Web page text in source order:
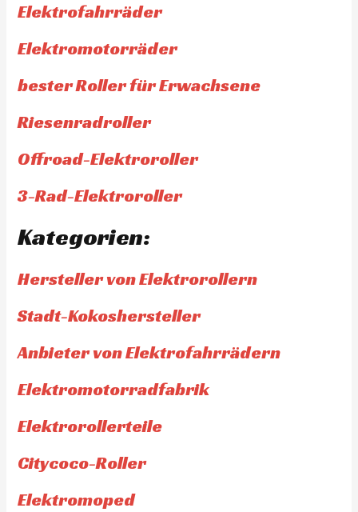
Elektrofahrräder
Elektromotorräder
bester Roller für Erwachsene
Riesenradroller
Offroad-Elektroroller
3-Rad-Elektroroller
Kategorien:
Hersteller von Elektrorollern
Stadt-Kokoshersteller
Anbieter von Elektrofahrrädern
Elektromotorradfabrik
Elektrorollerteile
Citycoco-Roller
Elektromoped